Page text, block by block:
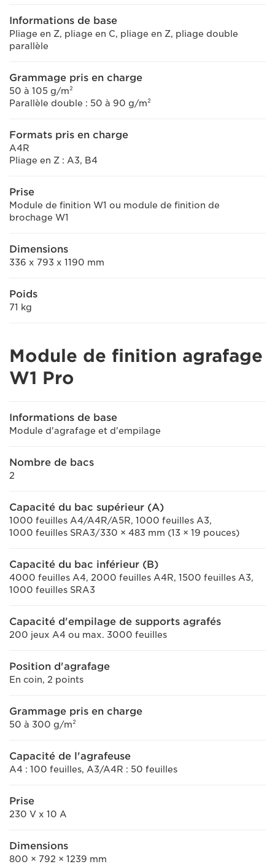
Informations de base
Pliage en Z, pliage en C, pliage en Z, pliage double
parallèle
Grammage pris en charge
50 à 105 g/m²
Parallèle double : 50 à 90 g/m²
Formats pris en charge
A4R
Pliage en Z : A3, B4
Prise
Module de finition W1 ou module de finition de
brochage W1
Dimensions
336 x 793 x 1190 mm
Poids
71 kg
Module de finition agrafage
W1 Pro
Informations de base
Module d'agrafage et d'empilage
Nombre de bacs
2
Capacité du bac supérieur (A)
1000 feuilles A4/A4R/A5R, 1000 feuilles A3,
1000 feuilles SRA3/330 × 483 mm (13 × 19 pouces)
Capacité du bac inférieur (B)
4000 feuilles A4, 2000 feuilles A4R, 1500 feuilles A3,
1000 feuilles SRA3
Capacité d'empilage de supports agrafés
200 jeux A4 ou max. 3000 feuilles
Position d'agrafage
En coin, 2 points
Grammage pris en charge
50 à 300 g/m²
Capacité de l'agrafeuse
A4 : 100 feuilles, A3/A4R : 50 feuilles
Prise
230 V x 10 A
Dimensions
800 × 792 × 1239 mm